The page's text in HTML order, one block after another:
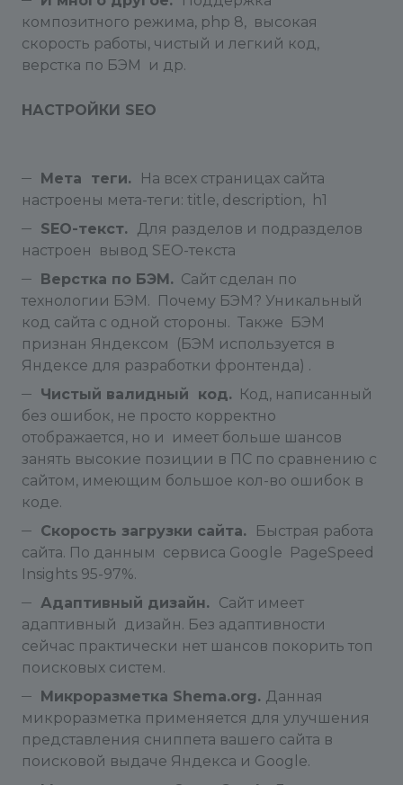
композитного режима, php 8, высокая
скорость работы, чистый и легкий код,
верстка по БЭМ и др.
НАСТРОЙКИ SEO
Мета теги.
На всех страницах сайта
настроены мета-теги: title, description, h1
SEO-текст. Для разделов и подразделов
настроен вывод SEO-текста
Верстка по БЭМ. Сайт сделан по
технологии БЭМ. Почему БЭМ? Уникальный
код сайта с одной стороны. Также БЭМ
признан Яндексом (БЭМ используется в
Яндексе для разработки фронтенда) .
Чистый валидный код. Код, написанный
без ошибок, не просто корректно
отображается, но и имеет больше шансов
занять высокие позиции в ПС по сравнению с
сайтом, имеющим большое кол-во ошибок в
коде.
Скорость загрузки сайта.
Быстрая работа
сайта. По данным сервиса Google PageSpeed
Insights 95-97%.
Адаптивный дизайн. Сайт имеет
адаптивный дизайн. Без адаптивности
сейчас практически нет шансов покорить топ
поисковых систем.
Микроразметка Shema.org. Данная
микроразметка применяется для улучшения
представления сниппета вашего сайта в
поисковой выдаче Яндекса и Google.